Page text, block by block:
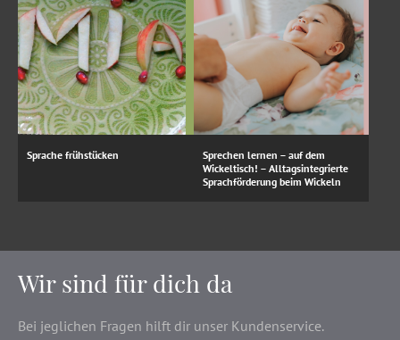
Sprache frühstücken
Sprechen lernen – auf dem
Wickeltisch! – Alltagsintegrierte
Sprachförderung beim Wickeln
Wir sind für dich da
Bei jeglichen Fragen hilft dir unser Kundenservice.